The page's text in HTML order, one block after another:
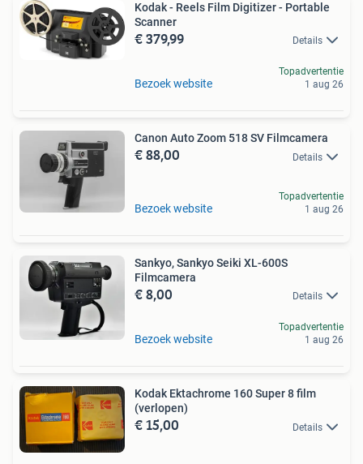
Kodak - Reels Film Digitizer - Portable
Scanner
€ 379,99 Details
Bezoek website
Topadvertentie
1 aug 26
Canon Auto Zoom 518 SV Filmcamera
€ 88,00 Details
Bezoek website
Topadvertentie
1 aug 26
Sankyo, Sankyo Seiki XL-600S
Filmcamera
€ 8,00 Details
Bezoek website
Topadvertentie
1 aug 26
Kodak Ektachrome 160 Super 8 film
(verlopen)
€ 15,00 Details